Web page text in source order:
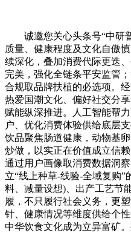
诚邀您关心头条号“中研普
质量、健康程度及文化自傲
续深化，叠加消费代际更迭
完美，强化全链条平安监管
合规取品牌扶植的必选项。
热爱国潮文化、偏好社交分
赋能纵深推进。人工智能帮
户、优化消费体验供给底层
饮品聚焦肠道健康，动物基
炒做，以实正在价值成立信
通过用户画像取消费数据洞
立“线上种草-线验-全域复购
料、减量设想)、出产工艺节
履，不只履行社会义务，更
针、健康情况等维度供给个
中华饮食文化成为立异富矿